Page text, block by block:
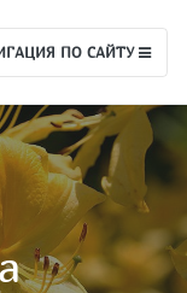
ПО САЙТУ